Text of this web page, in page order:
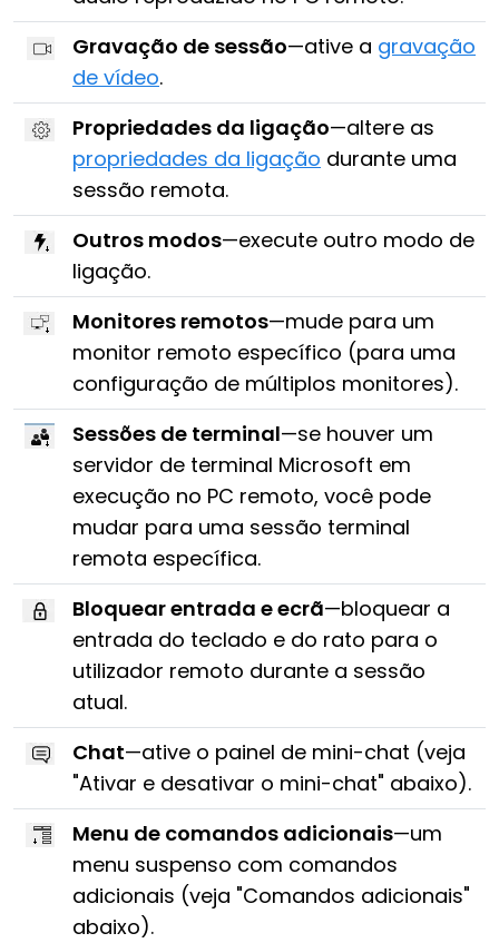
Gravação de sessão—ative a gravação
de vídeo.
Propriedades da ligação—altere as
propriedades da ligação durante uma
sessão remota.
Outros modos—execute outro modo de
ligação.
Monitores remotos—mude para um
monitor remoto específico (para uma
configuração de múltiplos monitores).
Sessões de terminal—se houver um
servidor de terminal Microsoft em
execução no PC remoto, você pode
mudar para uma sessão terminal
remota específica.
Bloquear entrada e ecrã—bloquear a
entrada do teclado e do rato para o
utilizador remoto durante a sessão
atual.
Chat—ative o painel de mini-chat (veja
"Ativar e desativar o mini-chat" abaixo).
Menu de comandos adicionais—um
menu suspenso com comandos
adicionais (veja "Comandos adicionais"
abaixo).